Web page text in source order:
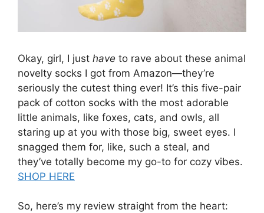
Okay, girl, I just have to rave about these animal
novelty socks I got from Amazon—they’re
seriously the cutest thing ever! It’s this five-pair
pack of cotton socks with the most adorable
little animals, like foxes, cats, and owls, all
staring up at you with those big, sweet eyes. I
snagged them for, like, such a steal, and
they’ve totally become my go-to for cozy vibes.
SHOP HERE
So, here’s my review straight from the heart: